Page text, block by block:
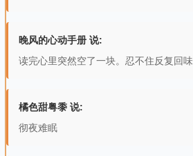
晚风的心动手册 说:
读完心里突然空了一块。忍不住反复回
橘色甜粤黍 说:
彻夜难眠